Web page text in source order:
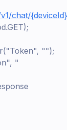
chat/
"");
"